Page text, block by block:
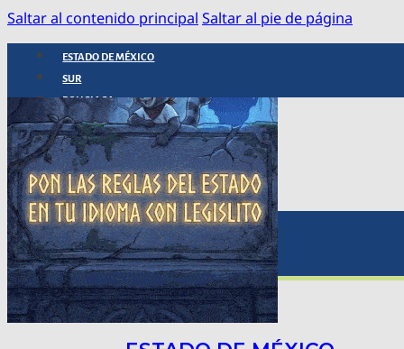
Saltar al contenido principal Saltar al pie de página
ESTADO DE MÉXICO
SUR
POLICIACA
NACIONAL
INTERNACIONAL
ARTE, CIENCIA Y TECNOLOGÍA
COLUMNAS
BAJO LA LUPA
RASTROS Y ROSTROS
VÍNCULOS ANIMALES